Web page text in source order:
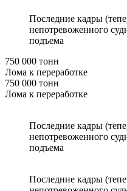
Последние кадры
непотревоженного
подъема
750 000 тонн
Лома к переработке
750 000 тонн
Лома к переработке
Последние кадры
непотревоженного
подъема
Последние кадры